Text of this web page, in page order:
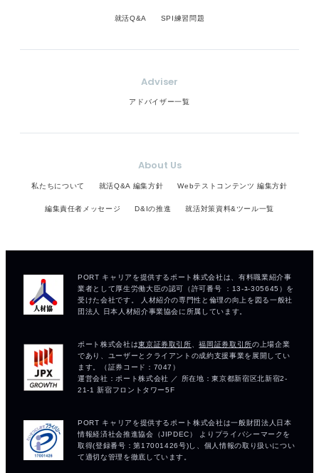
就活Q&A SPI練習問題
Adviser
アドバイザー一覧
About Us
私たちについて 就活Q&A 編集方針 Webテストコンテンツ 編集方針
編集責任者メッセージ D&Iの推進 就活対策資料&ツール一覧